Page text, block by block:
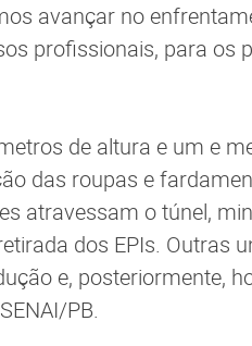
avançar no
profissionais, para os
de altura e um e
das roupas e
atravessam o túnel,
dos EPIs. Outras
e, posteriormente,
PB.